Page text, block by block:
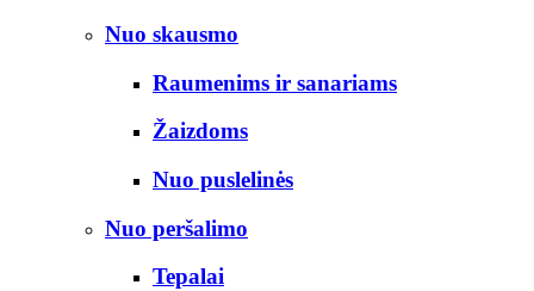
Nuo skausmo
Raumenims ir sanariams
Žaizdoms
Nuo puslelinės
Nuo peršalimo
Tepalai